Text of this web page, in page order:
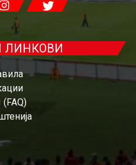
ЛИНКОВИ